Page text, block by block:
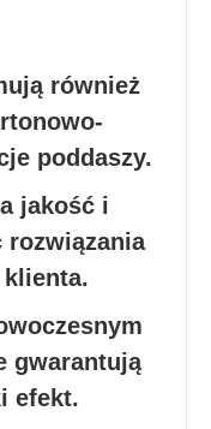
również
poddaszy.
jakość i
rozwiązania
gwarantują
efekt.